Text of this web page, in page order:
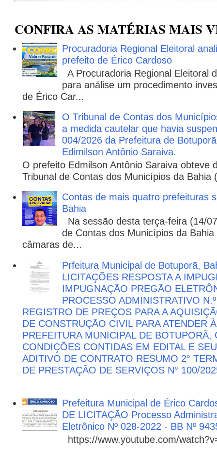
CONFIRA AS MATÉRIAS MAIS
Procuradoria Regional Eleitoral
prefeito de Érico Cardoso
A Procuradoria Regional Eleitoral
para análise um procedimento
de Érico Car...
O Tribunal de Contas dos
a medida cautelar que havia
004/2026 da Prefeitura de
Edimilson Antônio Saraiva.
O prefeito Edmilson Antônio Saraiva obteve
Tribunal de Contas dos Municípios da Bahia
Contas de mais quatro prefeituras
Bahia
Na sessão desta terça-feira (14/
de Contas dos Municípios da
câmaras de...
Prfeitura Municipal de Botuporã,
LICITAÇÕES RESPOSTA A
IMPUGNAÇÃO PREGÃO
PROCESSO ADMINISTRATIVO
REGISTRO DE PREÇOS PARA A
DE CONSTRUÇÃO CIVIL PARA ATENDER
PREFEITURA MUNICIPAL DE
CONDIÇÕES CONTIDAS EM EDITAL E
ADITIVO DE CONTRATO RESUMO 2°
DE PRESTAÇÃO DE SERVIÇOS N° 100/
Prefeitura Municipal de Érico
DE LICITAÇÃO Processo
Eletrônico Nº 028-2022 - BB Nº
https://www.youtube.com/